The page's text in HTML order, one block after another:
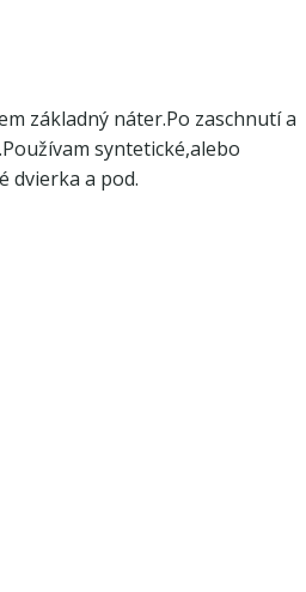
základný náter.Po zaschnutí a
syntetické,alebo
dvierka a pod.